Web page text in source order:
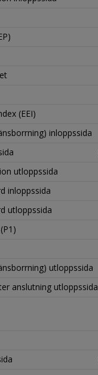
(EEI)
inloppssida
utloppssida
inloppssida
utloppssida
utloppssida
anslutning utloppssida